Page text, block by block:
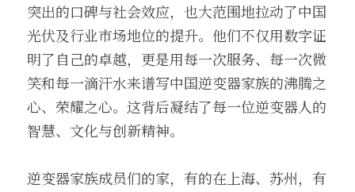
突出的口碑与社会效应，也大范围地拉动了中国
光伏及行业市场地位的提升。他们不仅用数字证
明了自己的卓越，更是用每一次服务、每一次微
笑和每一滴汗水来谱写中国逆变器家族的沸腾之
心、荣耀之心。这背后凝结了每一位逆变器人的
智慧、文化与创新精神。
逆变器家族成员们的家，有的在上海、苏州，有